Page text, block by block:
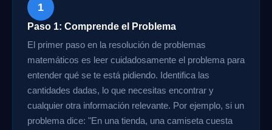
1
Paso 1: Comprende el Problema
El primer paso en la resolución de problemas
matemáticos es leer cuidadosamente el problema para
entender qué se te está pidiendo. Identifica las
cantidades dadas, lo que necesitas encontrar y
cualquier otra información relevante. Por ejemplo, si un
problema dice: "En una tienda, una camiseta cuesta